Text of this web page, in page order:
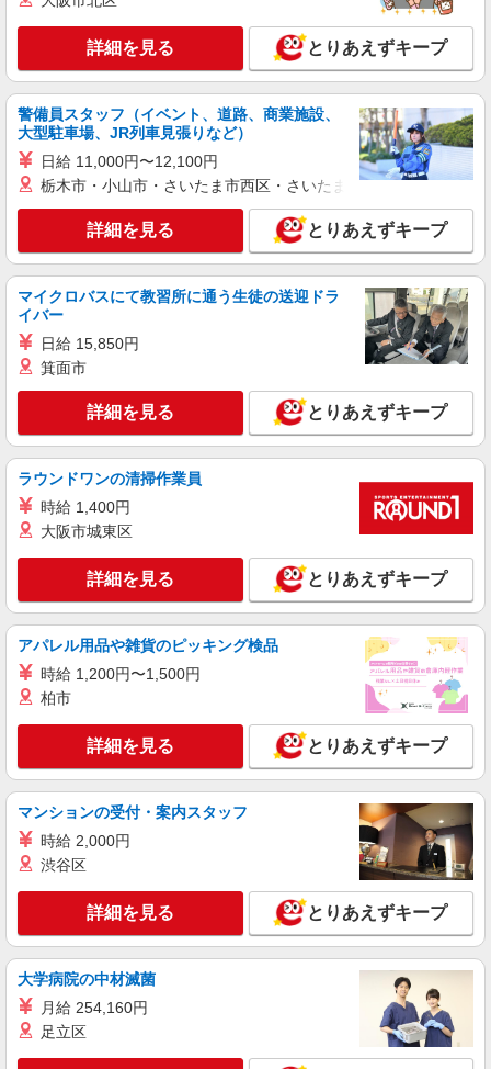
時給2000円〜2500円 ＜日払い有/週払い有/交
通費全支給(ガソリン代含む)＞
福島市内 最寄り駅：福島
キープ 詳細を見る
正社員
アスケア訪問入浴 福島
看護師（訪問入浴）
月給258,000円〜274,000円（地域による） 別
途交通費支給（30000円上限/月） 別途残業手当
（月平均残業時間20時間）残業代全額支給
アスケア訪問入浴 福島 福島県福島市南矢野
目字高田字5 佐藤貸事務所
キープ 詳細を見る
アスケア訪問入浴 福島
看護師（訪問入浴）
時給1235円〜1335円 ※経験・能力による
アスケア訪問入浴 福島 福島県福島市南矢野
キープ 詳細を見る
SOMPOヘルスサポート株式会社 全支援対応コース
保健師・管理栄養士 特定保健指導
業所一括面談(対面) 1日：10,000円〜14,716円 ・
個別訪問(対面) 1件：4,286円〜5,239円 ・遠隔面
談 1件：1,500〜1,691円 ・電話支援 1件：
1,000円〜1,429円 ・ICTメール支援 1件：500円
※上記金額に消費税を加えた金額をお支払いいた
します ※交通費・電話代は弊社負担。その他、支
【活動エリア】福島県福島市及びその周辺
キープ 詳細を見る
詳細を見る とりあえずキープ
警備員スタッフ（イベント、道路、商業施設、
大型駐車場、JR列車見張りなど）
日給 11,000円〜12,100円
栃木市・小山市・さいたま市西区・さいたま市岩槻区・久喜市・
詳細を見る とりあえずキープ
マイクロバスにて教習所に通う生徒の送迎ドラ
イバー
日給 15,850円
箕面市
詳細を見る とりあえずキープ
ラウンドワンの清掃作業員
時給 1,400円
大阪市城東区
詳細を見る とりあえずキープ
アパレル用品や雑貨のピッキング検品
時給 1,200円〜1,500円
柏市
詳細を見る とりあえずキープ
マンションの受付・案内スタッフ
時給 2,000円
渋谷区
詳細を見る とりあえずキープ
大学病院の中材滅菌
月給 254,160円
足立区